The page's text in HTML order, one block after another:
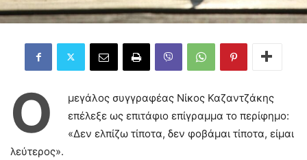
Ο
μεγάλος συγγραφέας Νίκος Καζαντζάκης
επέλεξε ως επιτάφιο επίγραμμα το περίφημο:
«Δεν ελπίζω τίποτα, δεν φοβάμαι τίποτα, είμαι
λεύτερος».